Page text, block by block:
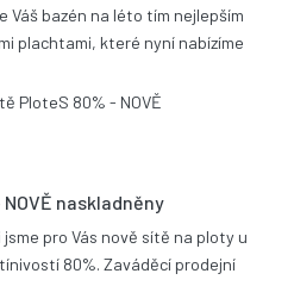
Váš bazén na léto tím nejlepším
plachtami, které nyní nabízíme
naskladněny
pro Vás nově sítě na ploty u
80%. Zaváděcí prodejní